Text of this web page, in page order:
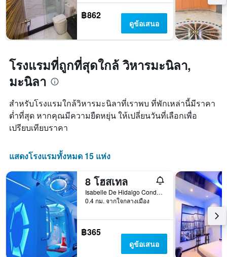
฿862
ดูข้อเสนอ
โรงแรมที่ถูกที่สุดใกล้ วิหารมะนิลา,
มะนิลา
สำหรับโรงแรมใกล้วิหารมะนิลาที่เราพบ ที่พักเหล่านี้มีราคา
ต่ำที่สุด หากคุณมีความยืดหยุ่น ให้เปลี่ยนวันที่เลือกเพื่อ
เปรียบเทียบราคา
แสดงโรงแรมทั้งหมด 15 แห่ง
8 โฮสเทล
Isabelle De Hidalgo Condominium, 811, มะนิลา, ฟิลิปปินส์
0.4 กม. จากใจกลางเมือง
฿365
ดูข้อเสนอ